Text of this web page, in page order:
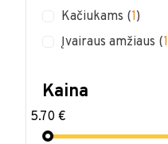
Kačiukams (1)
Įvairaus amžiaus (1
Kaina
5.70